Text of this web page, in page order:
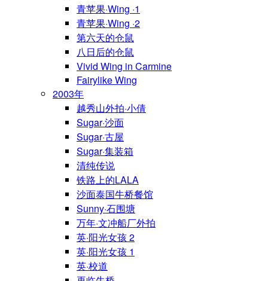
青苹果·Wing ·1
青苹果·Wing ·2
第六天的仓鼠
八日后的仓鼠
Vivid Wing in Carmine
Fairylike Wing
2003年
越秀山外拍·小倩
Sugar·沙面
Sugar·古屋
Sugar·集装箱
清纯传说
铁路上的LALA
沙面泰国牛桥餐馆
Sunny·石围塘
万年·文冲船厂外拍
英·阳光女孩 2
英·阳光女孩 1
英·校道